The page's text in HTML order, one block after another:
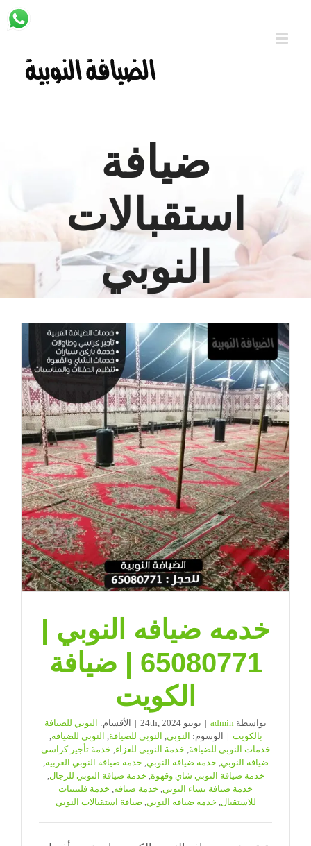
ضيافة
استقبالات
النوبي
خدمه ضيافه النوبي |
65080771 | ضيافة
الكويت
بواسطة admin
| يونيو 24th, 2024 | الأقسام: النوبي للضيافة
بالكويت | الوسوم: النوبى النوبى للضيافة النوبى للضيافه
خدمات النوبي للضيافة خدمة النوبي للعزاء خدمة تأجير كراسي
ضيافة النوبي خدمة ضيافة النوبي خدمة ضيافة النوبي العربية
خدمة ضيافة النوبي شاي وقهوة خدمة ضيافة النوبي للرجال
خدمة ضيافة نساء النوبي خدمة ضيافه خدمة فلبينيات
للاستقبال خدمه ضيافه النوبي ضيافة استقبالات النوبي